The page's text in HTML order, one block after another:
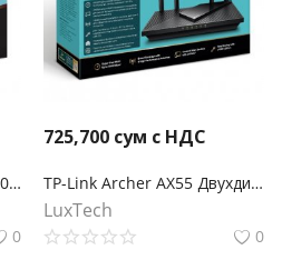
TP-Link Archer AX95 AX7800 Беспроводной трехдиапазонный мультигигабитный MU-MIMO маршрутизатор Wi-Fi 6 с двумя USB-портами
0
725,700 сум с НДС
TP-Link Archer AX55 Двухдиапазонный гигабитный роутер Wi‑Fi AX3000 с поддержкой Mesh
LuxTech
0